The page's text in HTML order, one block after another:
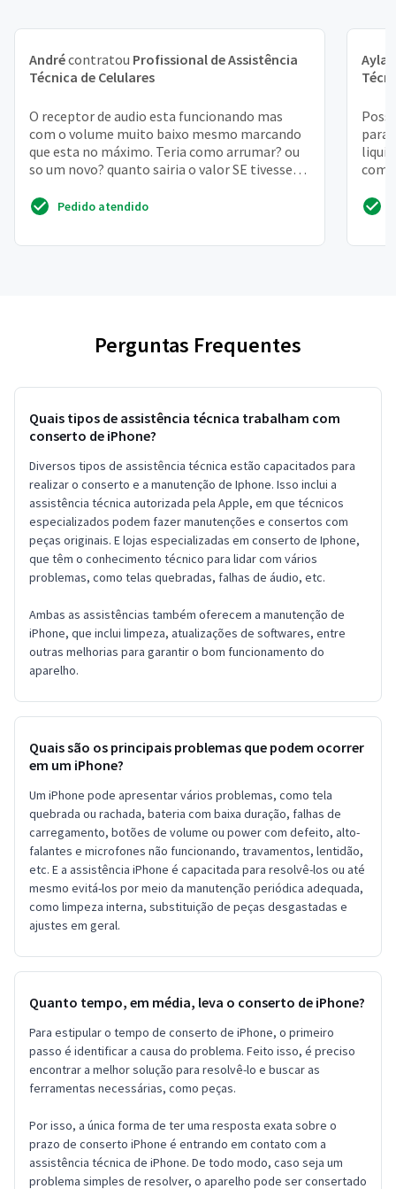
Andrécontratou Profissional de Assistência
Técnica de Celulares
O receptor de audio esta funcionando mas
com o volume muito baixo mesmo marcando
que esta no máximo. Teria como arrumar? ou
so um novo? quanto sairia o valor SE tivesse
Pedido atendido
Ayla
para
Perguntas Frequentes
Quais tipos de assistência técnica trabalham com
conserto de iPhone?
Diversos tipos de assistência técnica estão capacitados para
realizar o conserto e a manutenção de Iphone. Isso inclui a
assistência técnica autorizada pela Apple, em que técnicos
especializados podem fazer manutenções e consertos com
peças originais. E lojas especializadas em conserto de Iphone,
que têm o conhecimento técnico para lidar com vários
problemas, como telas quebradas, falhas de áudio, etc.
Ambas as assistências também oferecem a manutenção de
iPhone, que inclui limpeza, atualizações de softwares, entre
outras melhorias para garantir o bom funcionamento do
aparelho.
Quais são os principais problemas que podem ocorrer
em um iPhone?
Um iPhone pode apresentar vários problemas, como tela
quebrada ou rachada, bateria com baixa duração, falhas de
carregamento, botões de volume ou power com defeito, alto-
falantes e microfones não funcionando, travamentos, lentidão,
etc. E a assistência iPhone é capacitada para resolvê-los ou até
mesmo evitá-los por meio da manutenção periódica adequada,
como limpeza interna, substituição de peças desgastadas e
ajustes em geral.
Quanto tempo, em média, leva o conserto de iPhone?
Para estipular o tempo de conserto de iPhone, o primeiro
passo é identificar a causa do problema. Feito isso, é preciso
encontrar a melhor solução para resolvê-lo e buscar as
ferramentas necessárias, como peças.
Por isso, a única forma de ter uma resposta exata sobre o
prazo de conserto iPhone é entrando em contato com a
assistência técnica de iPhone. De todo modo, caso seja um
problema simples de resolver, o aparelho pode ser consertado